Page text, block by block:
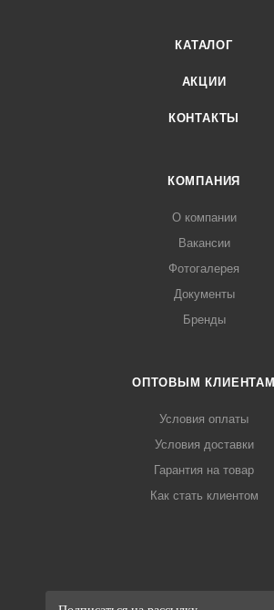
КАТАЛОГ
АКЦИИ
КОНТАКТЫ
КОМПАНИЯ
О компании
Вакансии
Фотогалерея
Документы
Бренды
ОПТОВЫМ КЛИЕНТАМ
Условия оплаты
Условия доставки
Гарантия на товар
Как стать клиентом